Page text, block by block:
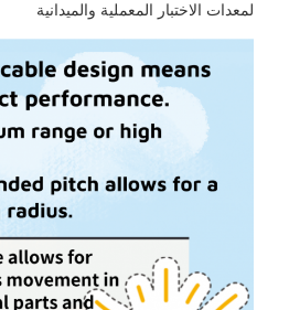
لمعدات الاختبار المعملية والميدانية